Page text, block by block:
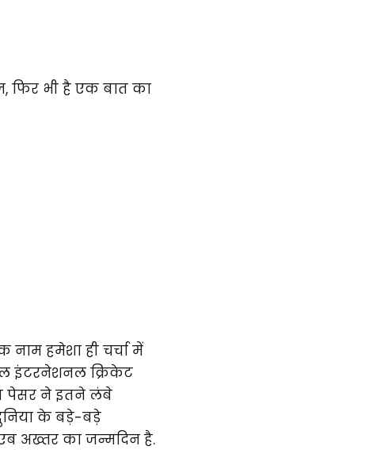
हमेशा ही चर्चा में
इंटरनेशनल क्रिकेट
पेसर ने इतने लंबे
के बड़े-बड़े
अख्तर का जन्मदिन है.